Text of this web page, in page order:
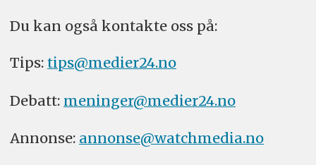
Du kan også kontakte oss på:
Tips: tips@medier24.no
Debatt: meninger@medier24.no
Annonse: annonse@watchmedia.no